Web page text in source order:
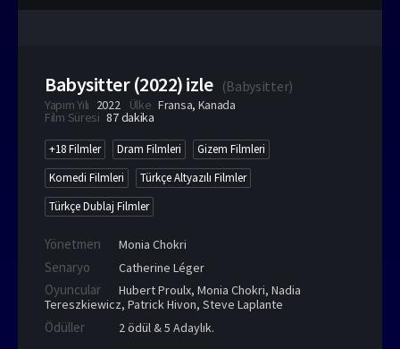
Babysitter (2022) izle (Babysitter)
Yapım Yılı 2022 Ülke Fransa, Kanada
Film Süresi 87 dakika
+18 Filmler Dram Filmleri
Gizem Filmleri
Komedi Filmleri
Türkçe Altyazılı Filmler
Türkçe Dublaj Filmler
Yönetmen Monia Chokri
Senaryo Catherine Léger
Oyuncular Hubert Proulx, Monia Chokri, Nadia
Tereszkiewicz, Patrick Hivon, Steve Laplante
Ödüller
2 ödül & 5 Adaylık.